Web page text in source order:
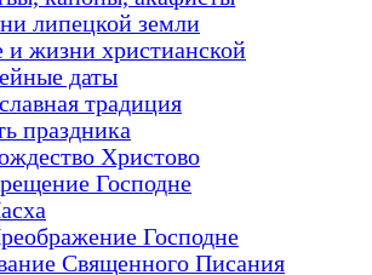
липецкой земли
и жизни христианской
даты
традиция
праздника
Христово
Господне
Господне
Священного Писания